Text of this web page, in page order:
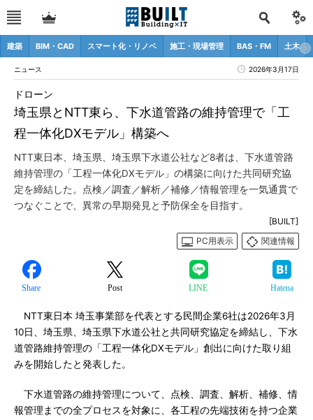
建築 BIM・CAD スマート化・リノベ 施工・現場管理 BAS・FM 土木
ニュース 2026年3月17日
埼玉県とNTT東ら、下水道管路の維持管理で「工
程一体化DXモデル」構築へ
ドローン
NTT東日本、埼玉県、埼玉県下水道公社など8者は、下水道管路
維持管理の「工程一体化DXモデル」の構築に向けた共同研究協
定を締結した。点検／調査／解析／補修／情報管理を一気通貫で
つなぐことで、異常の早期発見と予防保全を目指す。
[BUILT]
PC用表示
関連情報
Share Post LINE Hatena
NTT東日本 埼玉事業部を代表とする民間企業6社は2026年3月
10日、埼玉県、埼玉県下水道公社と共同研究協定を締結し、下水
道管路維持管理の「工程一体化DXモデル」創出に向けた取り組
みを開始したと発表した。
下水道管路の維持管理について、点検、調査、解析、補修、情
報管理までの全プロセスを対象に、各工程の先端技術を持つ企業